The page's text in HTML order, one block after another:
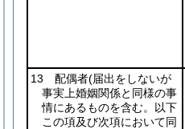
13 配偶者(届出をしないが
事実上婚姻関係と同様の事
情にあるものを含む。以下
この項及び次項において同